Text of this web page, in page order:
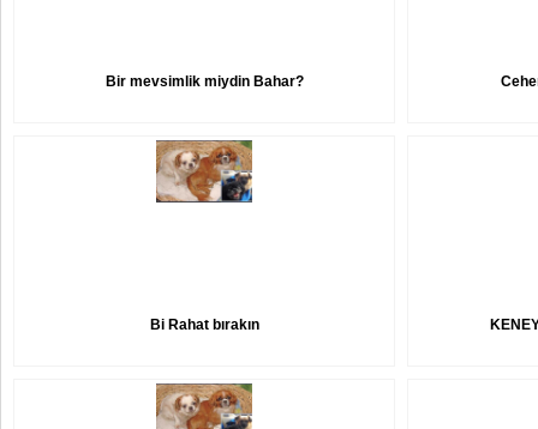
Bir mevsimlik miydin Bahar?
Bi Rahat bırakın